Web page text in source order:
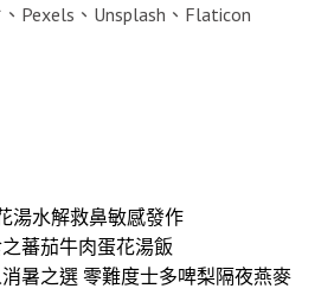
Pexels、Unsplash、Flaticon
湯水解救鼻敏感發作
蕃茄牛肉蛋花湯飯
暑之選 零難度士多啤梨隔夜燕麥